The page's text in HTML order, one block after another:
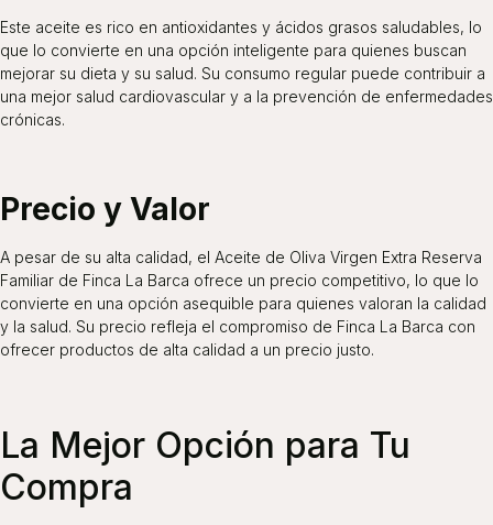
Este aceite es rico en antioxidantes y ácidos grasos saludables, lo
que lo convierte en una opción inteligente para quienes buscan
mejorar su dieta y su salud. Su consumo regular puede contribuir a
una mejor salud cardiovascular y a la prevención de enfermedades
crónicas.
Precio y Valor
A pesar de su alta calidad, el Aceite de Oliva Virgen Extra Reserva
Familiar de Finca La Barca ofrece un precio competitivo, lo que lo
convierte en una opción asequible para quienes valoran la calidad
y la salud. Su precio refleja el compromiso de Finca La Barca con
ofrecer productos de alta calidad a un precio justo.
La Mejor Opción para Tu
Compra